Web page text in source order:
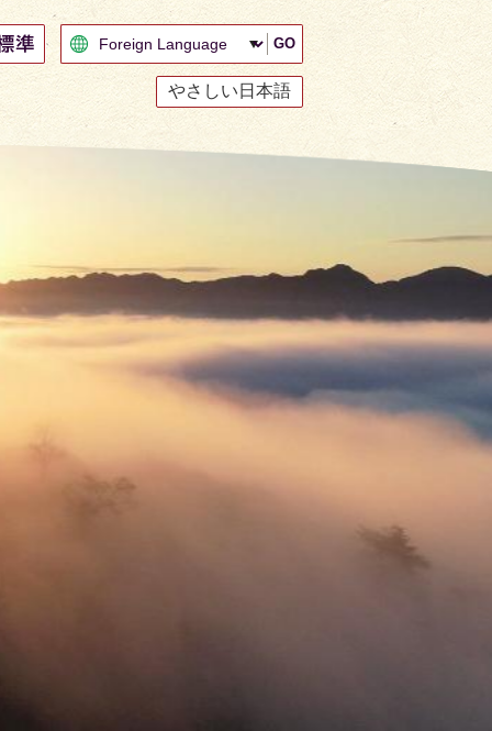
GO
やさしい日本語